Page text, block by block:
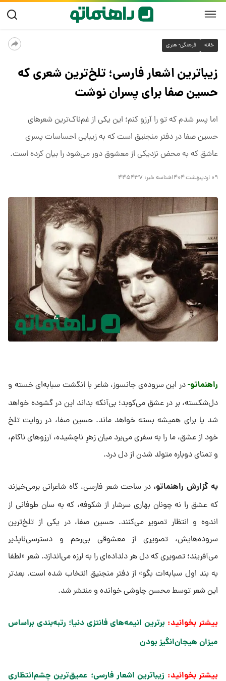
خانه فرهنگی- هنری
زیباترین اشعار فارسی؛ تلخ‌ترین شعری که
حسین صفا برای پسران نوشت
اما پسر شدم که تو را آرزو کنم؛ این یکی از غم‌ناک‌ترین شعرهای
حسین صفا در دفتر منجنیق است که به زیبایی احساسات پسری
عاشق که به محض نزدیکی از معشوق دور می‌شود را بیان کرده است.
۰۹ اردیبهشت ۱۴۰۴ شناسه خبر: ۴۴۵۴۳۷
راهنماتو-در این سروده‌ی جانسوز، شاعر با انگشت سبابه‌ای خسته و
دل‌شکسته، بر در عشق می‌کوبد؛ بی‌آنکه بداند این در گشوده خواهد
شد یا برای همیشه بسته خواهد ماند. حسین صفا، در روایت تلخ
خود از عشق، ما را به سفری می‌برد میان زهرِ ناچشیده، آرزوهای ناکام،
و تمنای دوباره متولد شدن از دل درد.
به گزارش راهنماتو،در ساحت شعر فارسی، گاه شاعرانی برمی‌خیزند
که عشق را نه چونان بهاری سرشار از شکوفه، که به سان طوفانی از
اندوه و انتظار تصویر می‌کنند. حسین صفا، در یکی از تلخ‌ترین
سروده‌هایش، تصویری از معشوقی بی‌رحم و دسترسی‌ناپذیر
می‌آفریند؛ تصویری که دل هر دلداده‌ای را به لرزه می‌اندازد. شعر «لطفا
به بند اول سبابه‌ات بگو» از دفتر منجنیق انتخاب شده است. بعدتر
این شعر توسط محسن چاوشی خوانده و منتشر شد.
بیشتر بخوانید: برترین انیمه‌های فانتزی دنیا؛ رتبه‌بندی براساس
میزان هیجان‌انگیز بودن​
بیشتر بخوانید: زیباترین اشعار فارسی؛ عمیق‌ترین چشم‌انتظاری